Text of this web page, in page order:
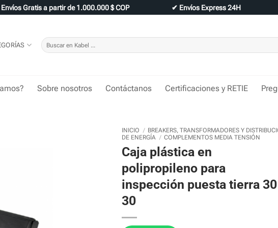
Envíos Gratis a partir de 1.000.000 $ COP ✔ Envíos Express 24H
Buscar
por:
Sobre nosotros Contáctanos Certificaciones y RETIE
INICIO / BREAKERS, TRANSFORMADORES Y
DE ENERGÍA / COMPLEMENTOS MEDIA TENSIÓN
Caja plástica en
polipropileno para
inspección puesta tierra
30